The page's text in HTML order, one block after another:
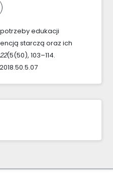
edukacji
starczą oraz ich
22(5(50), 103–114.